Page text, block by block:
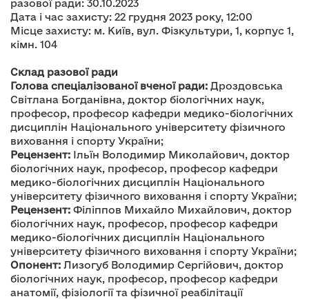
разової ради: 30.10.2023
Дата і час захисту: 22 грудня 2023 року, 12:00
Місце захисту: м. Київ, вул. Фізкультури, 1, корпус 1,
кімн. 104
Склад разової ради
Голова спеціалізованої вченої ради: Дроздовська
Світлана Богданівна, доктор біологічних наук,
професор, професор кафедри медико-біологічних
дисциплін Національного університету фізичного
виховання і спорту України;
Рецензент: Ільїн Володимир Миколайович, доктор
біологічних наук, професор, професор кафедри
медико-біологічних дисциплін Національного
університету фізичного виховання і спорту України;
Рецензент: Філіппов Михайло Михайлович, доктор
біологічних наук, професор, професор кафедри
медико-біологічних дисциплін Національного
університету фізичного виховання і спорту України;
Опонент: Лизогуб Володимир Сергійович, доктор
біологічних наук, професор, професор кафедри
анатомії, фізіології та фізичної реабілітації